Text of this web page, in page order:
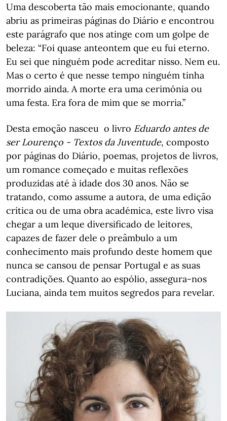
Uma descoberta tão mais emocionante, quando
abriu as primeiras páginas do Diário e encontrou
este parágrafo que nos atinge com um golpe de
beleza: “Foi quase anteontem que eu fui eterno.
Eu sei que ninguém pode acreditar nisso. Nem eu.
Mas o certo é que nesse tempo ninguém tinha
morrido ainda. A morte era uma cerimónia ou
uma festa. Era fora de mim que se morria.”
Desta emoção nasceu o livro Eduardo antes de
ser Lourenço - Textos da Juventude, composto
por páginas do Diário, poemas, projetos de livros,
um romance começado e muitas reflexões
produzidas até à idade dos 30 anos. Não se
tratando, como assume a autora, de uma edição
crítica ou de uma obra académica, este livro visa
chegar a um leque diversificado de leitores,
capazes de fazer dele o preâmbulo a um
conhecimento mais profundo deste homem que
nunca se cansou de pensar Portugal e as suas
contradições. Quanto ao espólio, assegura-nos
Luciana, ainda tem muitos segredos para revelar.